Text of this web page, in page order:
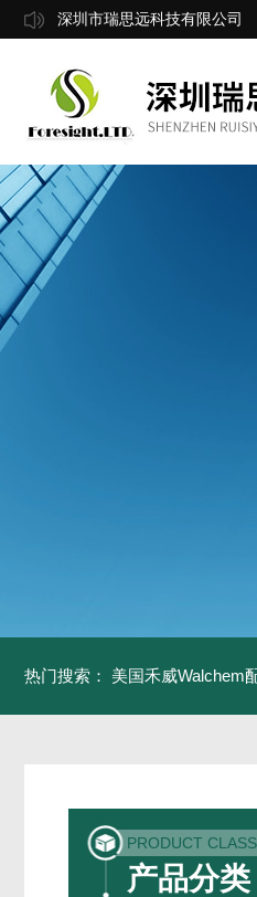
深圳市瑞思远科技有限公司
热门搜索： 美国禾威Walchem
PRODUCT
产品分类